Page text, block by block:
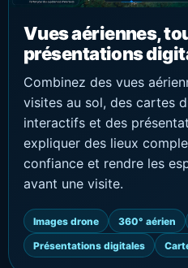
Vues aériennes,
présentations
Combinez des vues
visites au sol, des cartes
interactifs et des
expliquer des lieux
confiance et rendre les
avant une visite.
Images drone 360° aérien
Présentations digitales